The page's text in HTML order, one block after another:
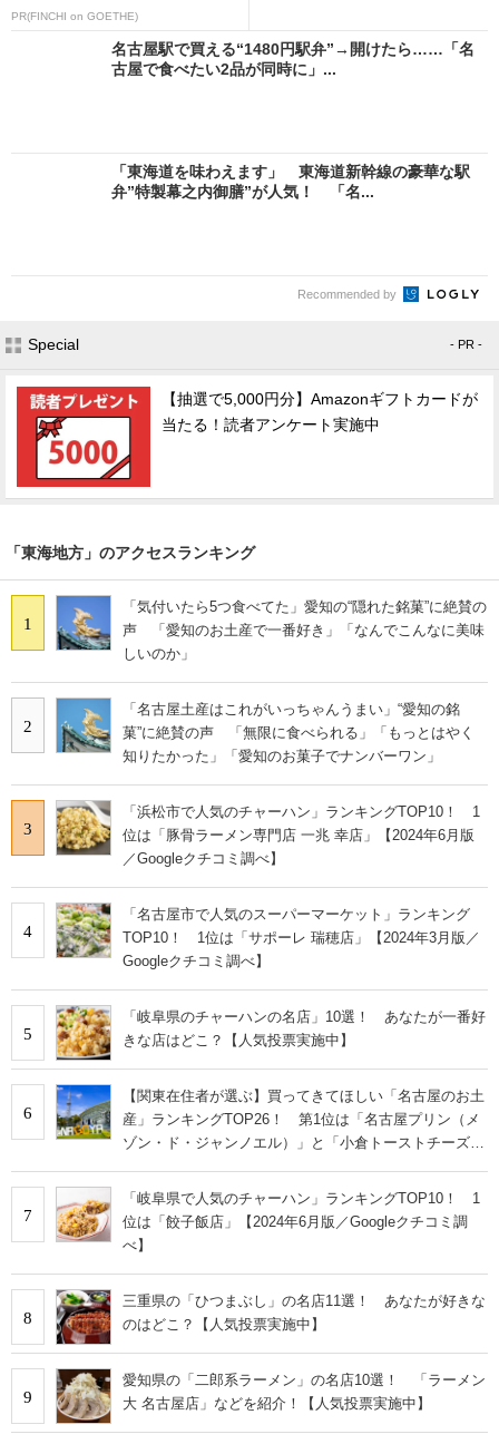
PR(FINCHI on GOETHE)
名古屋駅で買える“1480円駅弁”→開けたら……「名
古屋で食べたい2品が同時に」...
「東海道を味わえます」 東海道新幹線の豪華な駅
弁”特製幕之内御膳”が人気！ 「名...
Recommended by
Special - PR -
【抽選で5,000円分】Amazonギフトカードが
当たる！読者アンケート実施中
「東海地方」のアクセスランキング
1
「気付いたら5つ食べてた」愛知の“隠れた銘菓”に絶賛の
声 「愛知のお土産で一番好き」「なんでこんなに美味
しいのか」
2
「名古屋土産はこれがいっちゃんうまい」“愛知の銘
菓”に絶賛の声 「無限に食べられる」「もっとはやく
知りたかった」「愛知のお菓子でナンバーワン」
3
「浜松市で人気のチャーハン」ランキングTOP10！ 1
位は「豚骨ラーメン専門店 一兆 幸店」【2024年6月版
／Googleクチコミ調べ】
4
「名古屋市で人気のスーパーマーケット」ランキング
TOP10！ 1位は「サポーレ 瑞穂店」【2024年3月版／
Googleクチコミ調べ】
5
「岐阜県のチャーハンの名店」10選！ あなたが一番好
きな店はどこ？【人気投票実施中】
6
【関東在住者が選ぶ】買ってきてほしい「名古屋のお土
産」ランキングTOP26！ 第1位は「名古屋プリン（メ
ゾン・ド・ジャンノエル）」と「小倉トーストチーズケ
7
「岐阜県で人気のチャーハン」ランキングTOP10！ 1
位は「餃子飯店」【2024年6月版／Googleクチコミ調
べ】
8
三重県の「ひつまぶし」の名店11選！ あなたが好きな
のはどこ？【人気投票実施中】
9
愛知県の「二郎系ラーメン」の名店10選！ 「ラーメン
大 名古屋店」などを紹介！【人気投票実施中】